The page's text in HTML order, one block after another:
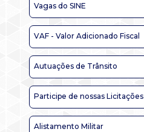
Vagas do SINE
VAF - Valor Adicionado Fiscal
Autuações de Trânsito
Participe de nossas Licitações
Alistamento Militar